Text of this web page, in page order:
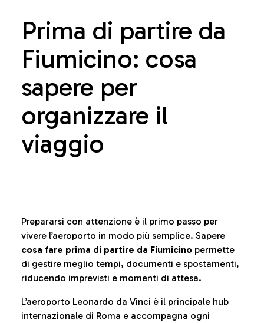
Prima di partire da
Fiumicino: cosa
sapere per
organizzare il
viaggio
Prepararsi con attenzione è il primo passo per
vivere l’aeroporto in modo più semplice. Sapere
cosa fare prima di partire da Fiumicino permette
di gestire meglio tempi, documenti e spostamenti,
riducendo imprevisti e momenti di attesa.
L’aeroporto Leonardo da Vinci è il principale hub
internazionale di Roma e accompagna ogni